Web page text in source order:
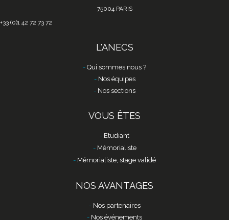
75004 PARIS
+33 (0)1 42 72 73 72
L'ANECS
Qui sommes nous ?
Nos équipes
Nos sections
VOUS ÊTES
Etudiant
Mémorialiste
Mémorialiste, stage validé
NOS AVANTAGES
Nos partenaires
Nos événements